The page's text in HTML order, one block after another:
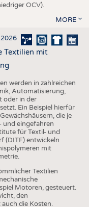
OCV).
MORE
Textilien mit
werden in zahlreichen
Automatisierung,
oder in der
Ein Beispiel hierfür
die je
und eingefahren
für Textil- und
(DITF) entwickeln
mit
Textilien
Motoren, gesteuert.
den
die Kosten.